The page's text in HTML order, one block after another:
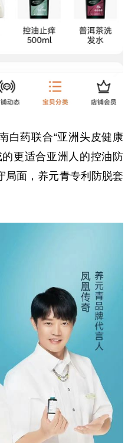
白药联合“亚洲头皮健康
更适合亚洲人的控油防
局面，养元青专利防脱套